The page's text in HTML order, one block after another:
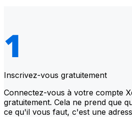
Inscrivez-vous gratuitement
Connectez-vous à votre compte
gratuitement. Cela ne prend que
ce qu'il vous faut, c'est une